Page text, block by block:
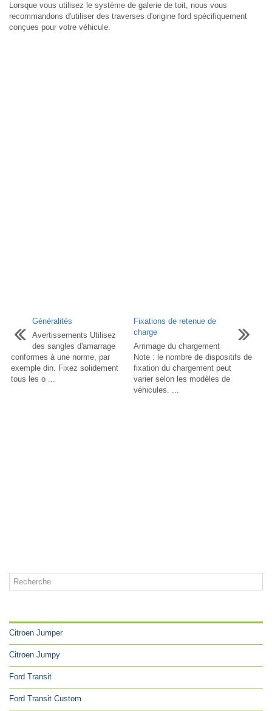
Lorsque vous utilisez le système de galerie de toit, nous vous
recommandons d'utiliser des traverses d'origine ford spécifiquement
conçues pour votre véhicule.
Généralités
Avertissements Utilisez
des sangles d'amarrage
conformes à une norme, par
exemple din. Fixez solidement
tous les o ...
Fixations de retenue de
charge
Arrimage du chargement
Note : le nombre de dispositifs de
fixation du chargement peut
varier selon les modèles de
véhicules. ...
Citroen Jumper
Citroen Jumpy
Ford Transit
Ford Transit Custom